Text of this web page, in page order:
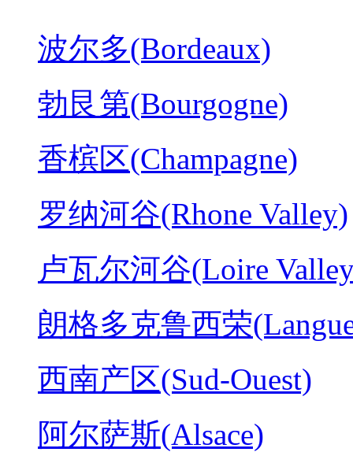
波尔多(Bordeaux)
勃艮第(Bourgogne)
香槟区(Champagne)
罗纳河谷(Rhone Valley)
卢瓦尔河谷(Loire
朗格多克鲁西荣
西南产区(Sud-Ouest)
阿尔萨斯(Alsace)